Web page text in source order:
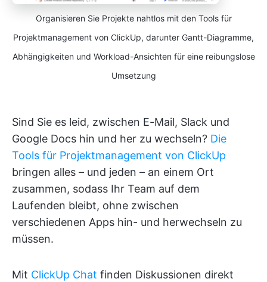
Organisieren Sie Projekte nahtlos mit den Tools für
Projektmanagement von ClickUp, darunter Gantt-Diagramme,
Abhängigkeiten und Workload-Ansichten für eine reibungslose
Umsetzung
Sind Sie es leid, zwischen E-Mail, Slack und
Google Docs hin und her zu wechseln? Die
Tools für Projektmanagement von ClickUp
bringen alles – und jeden – an einem Ort
zusammen, sodass Ihr Team auf dem
Laufenden bleibt, ohne zwischen
verschiedenen Apps hin- und herwechseln zu
müssen.
Mit ClickUp Chat finden Diskussionen direkt